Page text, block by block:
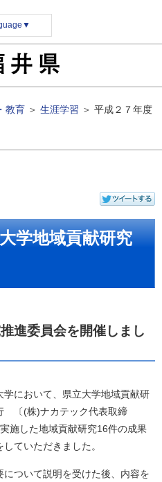
▼
教育 ＞ 生涯学習 ＞ 平成２７年度
学地域貢献研究
進委員会を開催しまし
において、県立大学地域貢献研
〔(株)ナカテック代表取締
施した地域貢献研究16件の成果
ていただきました。
ついて説明を受けた後、内容を